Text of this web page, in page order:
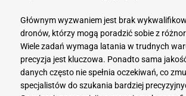
Głównym wyzwaniem jest brak
dronów, którzy mogą poradzić sobie z
Wiele zadań wymaga latania w trudnych
precyzja jest kluczowa. Ponadto sama
danych często nie spełnia oczekiwań, co
specjalistów do szukania bardziej